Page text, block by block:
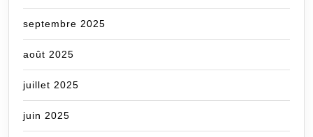
septembre 2025
août 2025
juillet 2025
juin 2025